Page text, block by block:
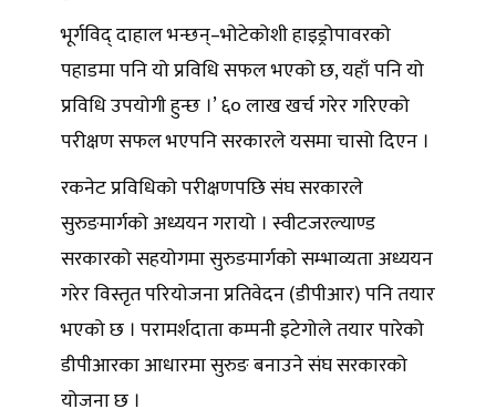
भूर्गविद् दाहाल भन्छन्–भोटेकोशी हाइड्रोपावरको
पहाडमा पनि यो प्रविधि सफल भएको छ, यहाँ पनि यो
प्रविधि उपयोगी हुन्छ ।’ ६० लाख खर्च गरेर गरिएको
परीक्षण सफल भएपनि सरकारले यसमा चासो दिएन ।
रकनेट प्रविधिको परीक्षणपछि संघ सरकारले
सुरुङमार्गको अध्ययन गरायो । स्वीटजरल्याण्ड
सरकारको सहयोगमा सुरुङमार्गको सम्भाव्यता अध्ययन
गरेर विस्तृत परियोजना प्रतिवेदन (डीपीआर) पनि तयार
भएको छ । परामर्शदाता कम्पनी इटेगोले तयार पारेको
डीपीआरका आधारमा सुरुङ बनाउने संघ सरकारको
योजना छ ।